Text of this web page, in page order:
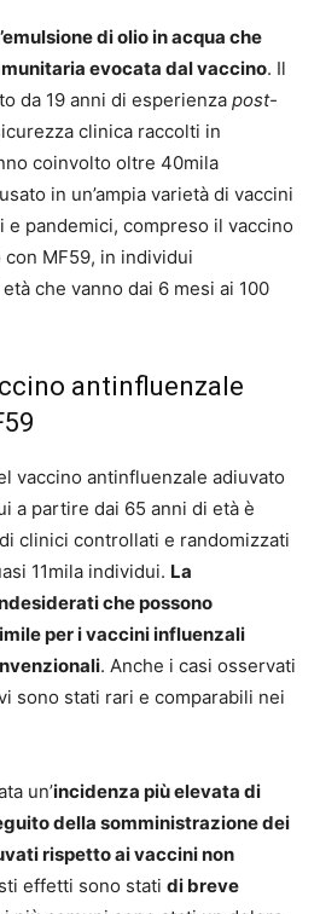
di olio in acqua che
evocata dal vaccino. Il
da 19 anni di esperienza post-
clinica raccolti in
coinvolto oltre 40mila
in un’ampia varietà di vaccini
pandemici, compreso il vaccino
MF59, in individui
che vanno dai 6 mesi ai 100
antinfluenzale
vaccino antinfluenzale adiuvato
a partire dai 65 anni di età è
clinici controllati e randomizzati
11mila individui. La
che possono
per i vaccini influenzali
. Anche i casi osservati
sono stati rari e comparabili nei
un’incidenza più elevata di
della somministrazione dei
rispetto ai vaccini non
effetti sono stati di breve